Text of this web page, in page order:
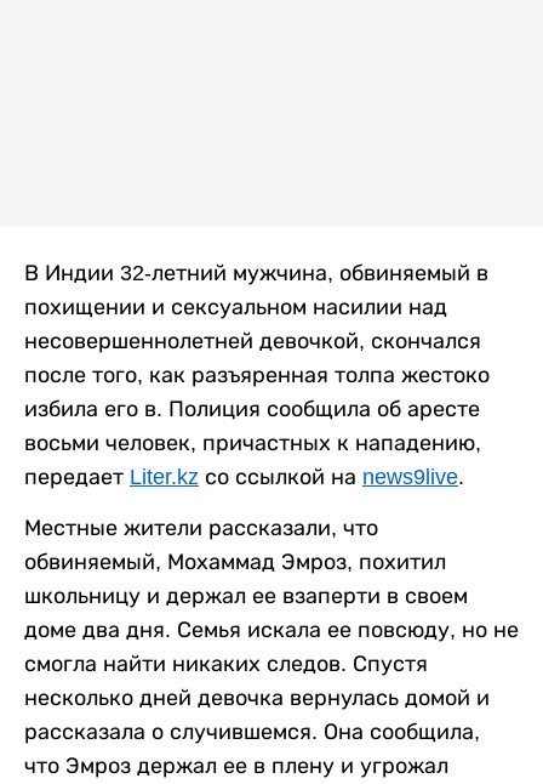
В Индии 32-летний мужчина, обвиняемый в
похищении и сексуальном насилии над
несовершеннолетней девочкой, скончался
после того, как разъяренная толпа жестоко
избила его в. Полиция сообщила об аресте
восьми человек, причастных к нападению,
передает Liter.kz со ссылкой на news9live.
Местные жители рассказали, что
обвиняемый, Мохаммад Эмроз, похитил
школьницу и держал ее взаперти в своем
доме два дня. Семья искала ее повсюду, но не
смогла найти никаких следов. Спустя
несколько дней девочка вернулась домой и
рассказала о случившемся. Она сообщила,
что Эмроз держал ее в плену и угрожал